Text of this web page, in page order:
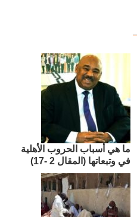
ما هي أسباب الحروب الأهلية
في وتبعاتها (المقال 2 -17)